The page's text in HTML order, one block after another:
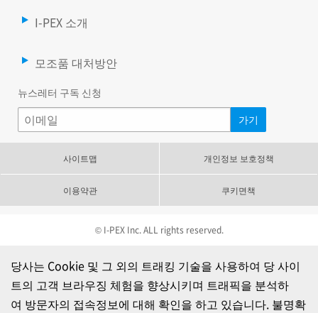
I-PEX 소개
모조품 대처방안
뉴스레터 구독 신청
사이트맵 개인정보 보호정책
이용약관 쿠키면책
© I-PEX Inc. ALL rights reserved.
당사는 Cookie 및 그 외의 트래킹 기술을 사용하여 당 사이
트의 고객 브라우징 체험을 향상시키며 트래픽을 분석하
여 방문자의 접속정보에 대해 확인을 하고 있습니다. 불명확